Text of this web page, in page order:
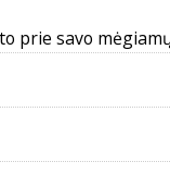
prie savo